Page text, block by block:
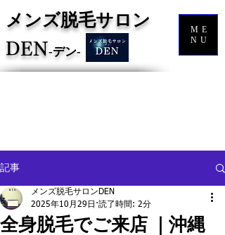
メンズ脱毛サロン
DEN‐デン‐
ME
NU
記事
全身脱毛でご来店 ｜沖縄
メンズ脱毛サロンDEN
2025年10月29日 読了時間: 2分